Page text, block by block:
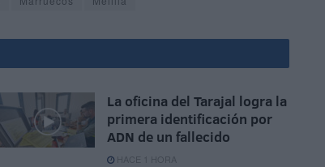
La oficina del Tarajal logra la
primera identificación por
ADN de un fallecido
HACE 1 HORA